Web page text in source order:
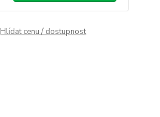
Hlídat cenu / dostupnost